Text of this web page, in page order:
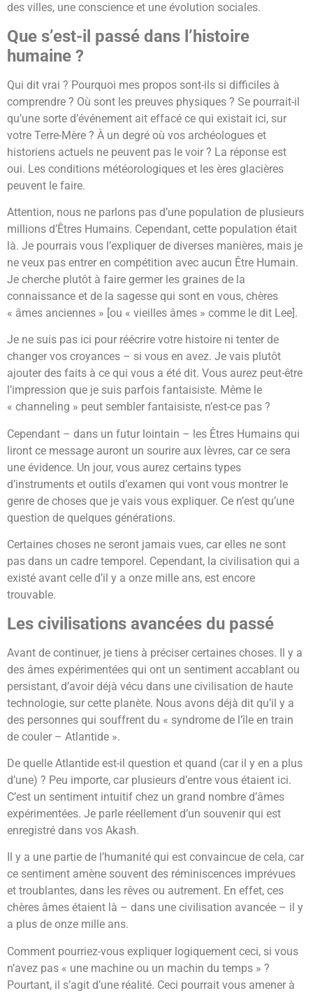
des villes, une conscience et une évolution sociales.
Que s’est-il passé dans l’histoire
humaine ?
Qui dit vrai ? Pourquoi mes propos sont-ils si difficiles à
comprendre ? Où sont les preuves physiques ? Se pourrait-il
qu’une sorte d’événement ait effacé ce qui existait ici, sur
votre Terre-Mère ? À un degré où vos archéologues et
historiens actuels ne peuvent pas le voir ? La réponse est
oui. Les conditions météorologiques et les ères glacières
peuvent le faire.
Attention, nous ne parlons pas d’une population de plusieurs
millions d’Êtres Humains. Cependant, cette population était
là. Je pourrais vous l’expliquer de diverses manières, mais je
ne veux pas entrer en compétition avec aucun Être Humain.
Je cherche plutôt à faire germer les graines de la
connaissance et de la sagesse qui sont en vous, chères
« âmes anciennes » [ou « vieilles âmes » comme le dit Lee].
Je ne suis pas ici pour réécrire votre histoire ni tenter de
changer vos croyances – si vous en avez. Je vais plutôt
ajouter des faits à ce qui vous a été dit. Vous aurez peut-être
l’impression que je suis parfois fantaisiste. Même le
« channeling » peut sembler fantaisiste, n’est-ce pas ?
Cependant – dans un futur lointain – les Êtres Humains qui
liront ce message auront un sourire aux lèvres, car ce sera
une évidence. Un jour, vous aurez certains types
d’instruments et outils d’examen qui vont vous montrer le
genre de choses que je vais vous expliquer. Ce n’est qu’une
question de quelques générations.
Certaines choses ne seront jamais vues, car elles ne sont
pas dans un cadre temporel. Cependant, la civilisation qui a
existé avant celle d’il y a onze mille ans, est encore
trouvable.
Les civilisations avancées du passé
Avant de continuer, je tiens à préciser certaines choses. Il y a
des âmes expérimentées qui ont un sentiment accablant ou
persistant, d’avoir déjà vécu dans une civilisation de haute
technologie, sur cette planète. Nous avons déjà dit qu’il y a
des personnes qui souffrent du « syndrome de l’île en train
de couler – Atlantide ».
De quelle Atlantide est-il question et quand (car il y en a plus
d’une) ? Peu importe, car plusieurs d’entre vous étaient ici.
C’est un sentiment intuitif chez un grand nombre d’âmes
expérimentées. Je parle réellement d’un souvenir qui est
enregistré dans vos Akash.
Il y a une partie de l’humanité qui est convaincue de cela, car
ce sentiment amène souvent des réminiscences imprévues
et troublantes, dans les rêves ou autrement. En effet, ces
chères âmes étaient là – dans une civilisation avancée – il y
a plus de onze mille ans.
Comment pourriez-vous expliquer logiquement ceci, si vous
n’avez pas « une machine ou un machin du temps » ?
Pourtant, il s’agit d’une réalité. Ceci pourrait vous amener à